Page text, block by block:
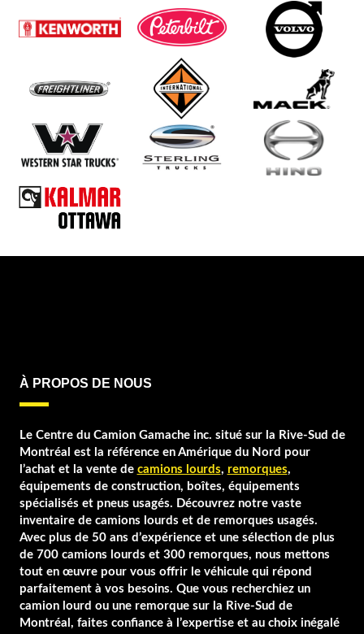
À PROPOS DE NOUS
Le Centre du Camion Gamache inc. situé sur la Rive-Sud de
Montréal est la référence en Amérique du Nord pour
l’achat et la vente de camions lourds, remorques,
équipements de construction, boîtes, équipements
spécialisés et pneus usagés. Découvrez notre vaste
inventaire de camions lourds et de remorques usagés.
Avec plus de 50 ans d’expérience et une sélection de plus
de 700 camions lourds et 300 remorques, nous mettons
tout en œuvre pour vous offrir le véhicule qui répond
parfaitement à vos besoins. Que vous recherchiez un
camion lourd ou une remorque sur la Rive-Sud de
Montréal, faites confiance à l’expertise et au choix inégalé